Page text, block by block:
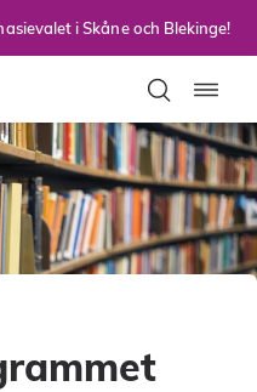
i Skåne och Blekinge!